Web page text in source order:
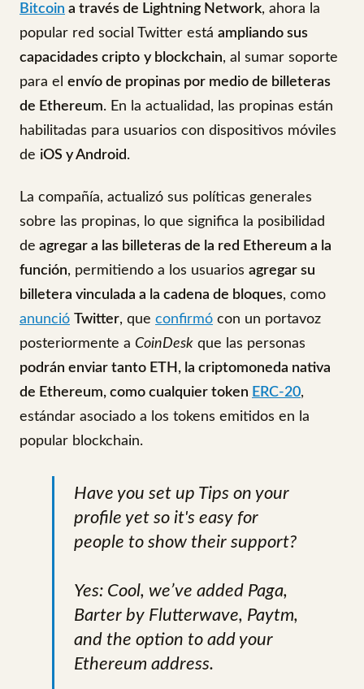
Bitcoin a través de Lightning Network, ahora la
popular red social Twitter está ampliando sus
capacidades cripto y blockchain, al sumar soporte
para el envío de propinas por medio de billeteras
de Ethereum. En la actualidad, las propinas están
habilitadas para usuarios con dispositivos móviles
de iOS y Android.
La compañía, actualizó sus políticas generales
sobre las propinas, lo que significa la posibilidad
de agregar a las billeteras de la red Ethereum a la
función, permitiendo a los usuarios agregar su
billetera vinculada a la cadena de bloques, como
anunció Twitter, que confirmó con un portavoz
posteriormente a CoinDesk que las personas
podrán enviar tanto ETH, la criptomoneda nativa
de Ethereum, como cualquier token ERC-20,
estándar asociado a los tokens emitidos en la
popular blockchain.
Have you set up Tips on your
profile yet so it's easy for
people to show their support?
Yes: Cool, we’ve added Paga,
Barter by Flutterwave, Paytm,
and the option to add your
Ethereum address.